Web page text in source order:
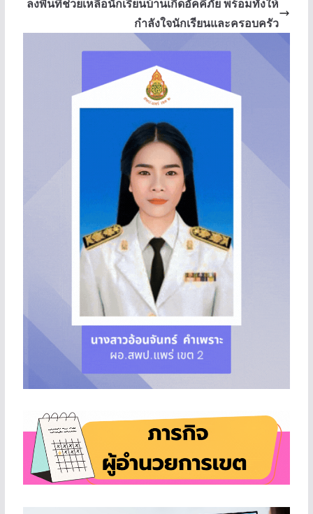
ลงพื้นที่ช่วยเหลือนักเรียนบ้านเกิดอัคคีภัย พร้อมทั้งให้
กำลังใจนักเรียนและครอบครัว